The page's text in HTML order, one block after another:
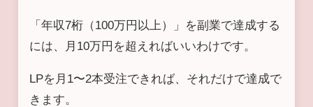
「年収7桁（100万円以上）」を副業で達成する
には、月10万円を超えればいいわけです。
LPを月1〜2本受注できれば、それだけで達成で
きます。